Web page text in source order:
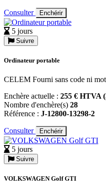
Consulter Enchérir
5 jours
Suivre
Ordinateur portable
CELEM Fourni sans code ni
Enchère actuelle : 255 € HTVA
Nombre d'enchère(s) 28
Référence : J-12800-13298-2
Consulter Enchérir
5 jours
Suivre
VOLKSWAGEN Golf GTI